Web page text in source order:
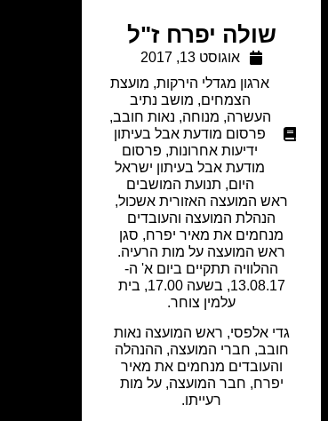
שולה יפרח ז"ל
אוגוסט 13, 2017
ארגון מגדלי הירקות, מועצת
הצמחים, מושב נתיב
העשרה, מנוחה, נאות חובב,
פרסום מודעת אבל בעיתון
ידיעות אחרונות, פרסום
מודעת אבל בעיתון ישראל
היום, תנועת המושבים
ראש המועצה האזורית אשכול,
הנהלת המועצה והעובדים
מנחמים את מאיר יפרח, סגן
ראש המועצה על מות הרעיה.
ההלוויה תתקיים ביום א' ה-
13.08.17, בשעה 17.00, בית
עלמין צוחר.
גדי אלפסי, ראש המועצה נאות
חובב, חברי המועצה, ההנהלה
והעובדים מנחמים את מאיר
יפרח, חבר המועצה, על מות
רעייתו.